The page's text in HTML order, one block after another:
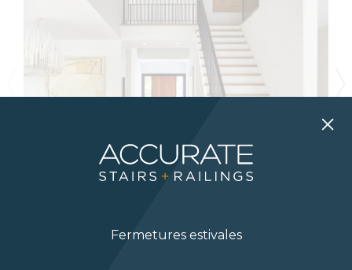
Fermetures estivales